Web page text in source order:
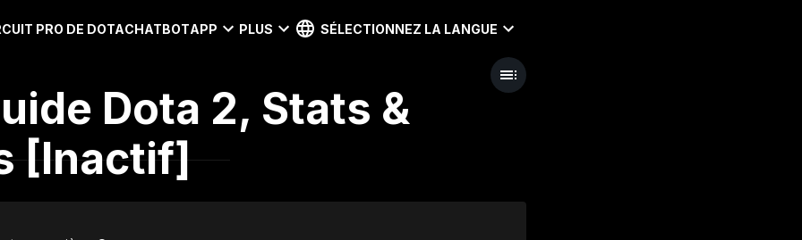
PRO DE DOTACHATBOTAPP PLUS SÉLECTIONNEZ LA LANGUE
Dota 2, Stats &
[Inactif]